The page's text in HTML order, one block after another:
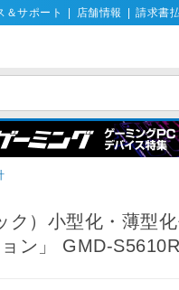
＆サポート 店舗情報 請求書
ク）小型化・薄型
ン」 GMD-